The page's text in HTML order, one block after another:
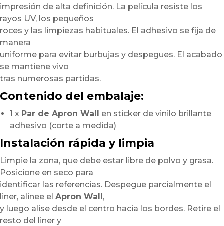
impresión de alta definición. La película resiste los
rayos UV, los pequeños
roces y las limpiezas habituales. El adhesivo se fija de
manera
uniforme para evitar burbujas y despegues. El acabado
se mantiene vivo
tras numerosas partidas.
Contenido del embalaje:
1 x Par de Apron Wall en sticker de vinilo brillante
adhesivo (corte a medida)
Instalación rápida y limpia
Limpie la zona, que debe estar libre de polvo y grasa.
Posicione en seco para
identificar las referencias. Despegue parcialmente el
liner, alinee el Apron Wall,
y luego alise desde el centro hacia los bordes. Retire el
resto del liner y